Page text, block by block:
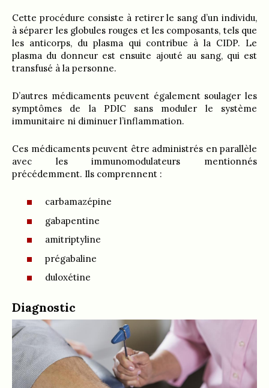
Cette procédure consiste à retirer le sang d’un individu,
à séparer les globules rouges et les composants, tels que
les anticorps, du plasma qui contribue à la CIDP. Le
plasma du donneur est ensuite ajouté au sang, qui est
transfusé à la personne.
D’autres médicaments peuvent également soulager les
symptômes de la PDIC sans moduler le système
immunitaire ni diminuer l’inflammation.
Ces médicaments peuvent être administrés en parallèle
avec les immunomodulateurs mentionnés
précédemment. Ils comprennent :
carbamazépine
gabapentine
amitriptyline
prégabaline
duloxétine
Diagnostic